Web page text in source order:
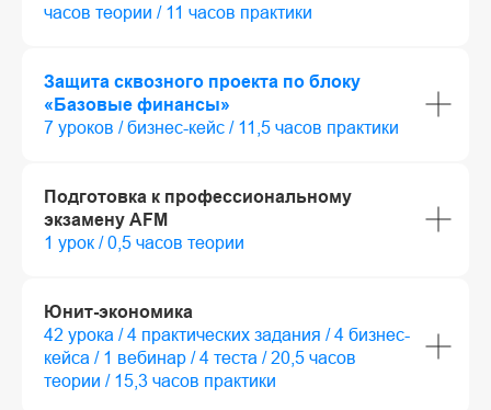
часов теории / 11 часов практики
Защита сквозного проекта по блоку
«Базовые финансы»
7 уроков / бизнес-кейс / 11,5 часов практики
Подготовка к профессиональному
экзамену AFM
1 урок / 0,5 часов теории
Юнит-экономика
42 урока / 4 практических задания / 4 бизнес-
кейса / 1 вебинар / 4 теста / 20,5 часов
теории / 15,3 часов практики